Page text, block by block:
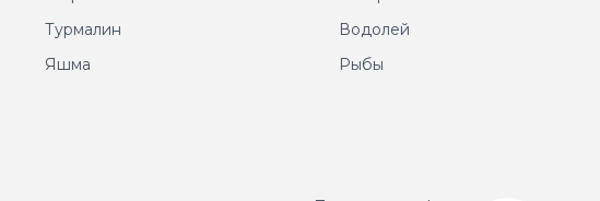
Турмалин
Яшма
Водолей
Рыбы